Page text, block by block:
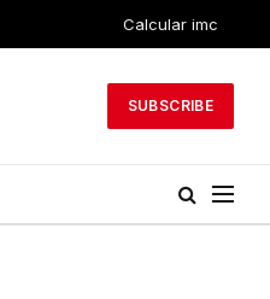
Calcular imc
SUBSCRIBE